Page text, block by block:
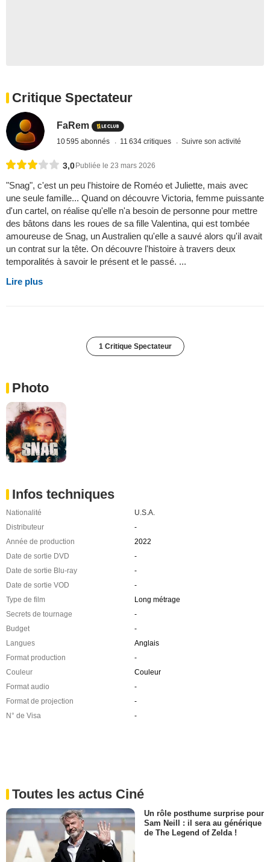
Critique Spectateur
FaRem
10 595 abonnés 11 634 critiques Suivre son activité
3,0 Publiée le 23 mars 2026
"Snag", c'est un peu l'histoire de Roméo et Juliette, mais avec
une seule famille... Quand on découvre Victoria, femme puissante
d'un cartel, on réalise qu'elle n'a besoin de personne pour mettre
des bâtons dans les roues de sa fille Valentina, qui est tombée
amoureuse de Snag, un Australien qu'elle a sauvé alors qu'il avait
un contrat sur la tête. On découvre l'histoire à travers deux
temporalités à savoir le présent et le passé. ...
Lire plus
1 Critique Spectateur
Photo
Infos techniques
Nationalité
U.S.A.
Distributeur
-
Année de production
2022
Date de sortie DVD
-
Date de sortie Blu-ray
-
Date de sortie VOD
-
Type de film
Long métrage
Secrets de tournage
-
Budget
-
Langues
Anglais
Format production
-
Couleur
Couleur
Format audio
-
Format de projection
-
N° de Visa
-
Toutes les actus Ciné
Un rôle posthume surprise pour
Sam Neill : il sera au générique
de The Legend of Zelda !